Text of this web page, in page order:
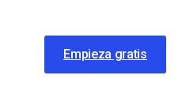
Empieza gratis